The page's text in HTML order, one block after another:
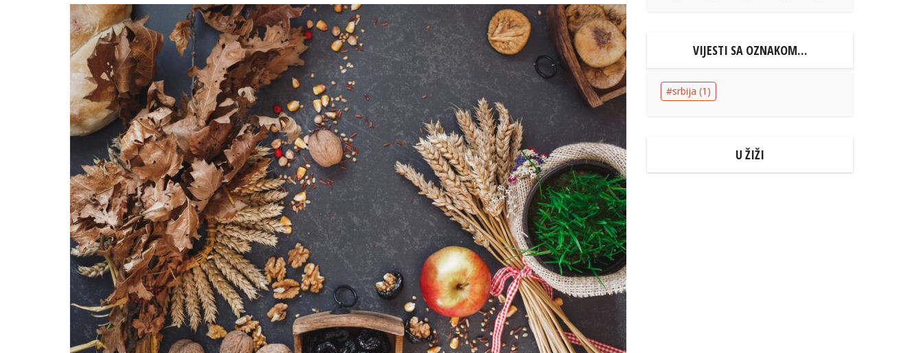
VIJESTI SA OZNAKOM…
srbija (1)
U ŽIŽI